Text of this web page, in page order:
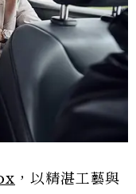
，以精湛工藝與